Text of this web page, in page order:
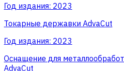
Год издания: 2023
Токарные державки AdvaCut
Год издания: 2023
Оснащение для
AdvaCut